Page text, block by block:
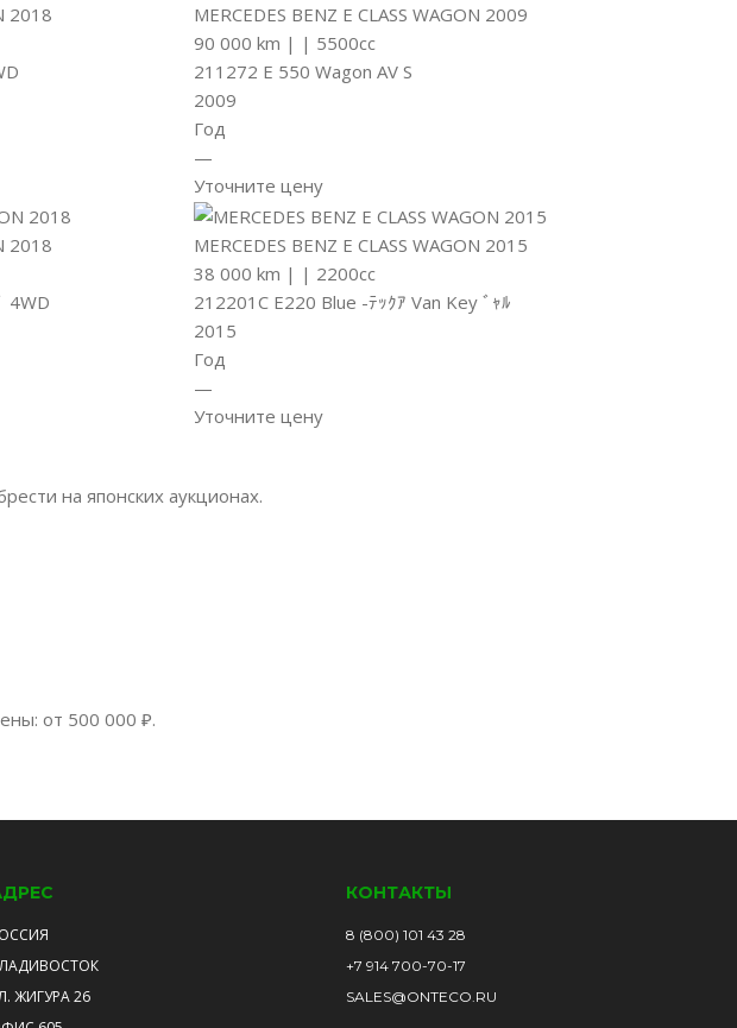
2018
MERCEDES BENZ E CLASS WAGON 2009
90 000 km | | 5500cc
211272 E 550 Wagon AV S
2009
Год
—
Уточните цену
2018
4WD
MERCEDES BENZ E CLASS WAGON 2015
38 000 km | | 2200cc
212201C E220 Blue -ﾃｯｸｱ Van Key ﾞｬﾙ
2015
Год
—
Уточните цену
на японских аукционах.
от 500 000 ₽.
ЖИГУРА 26
КОНТАКТЫ
8 (800) 101 43 28
+7 914 700-70-17
SALES@ONTECO.RU